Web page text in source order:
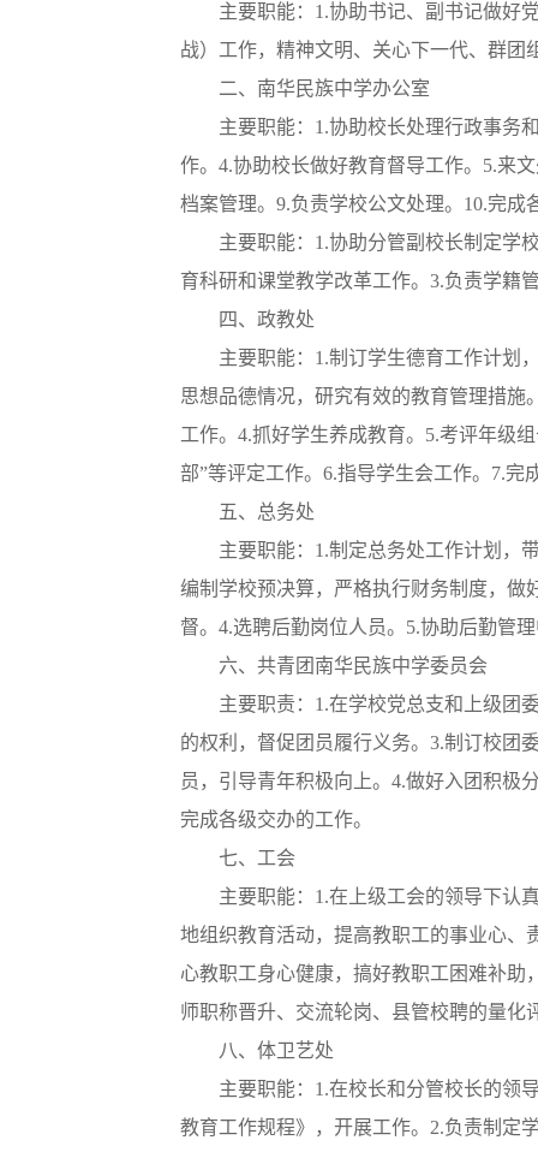
主要职能：1.协助书记、副书记做好
战）工作，精神文明、关心下一代、群团
二、南华民族中学办公室
主要职能：1.协助校长处理行政事务
作。4.协助校长做好教育督导工作。5.来
档案管理。9.负责学校公文处理。10.完成
主要职能：1.协助分管副校长制定学
育科研和课堂教学改革工作。3.负责学籍
四、政教处
主要职能：1.制订学生德育工作计划
思想品德情况，研究有效的教育管理措施
工作。4.抓好学生养成教育。5.考评年级
部”等评定工作。6.指导学生会工作。7.完
五、总务处
主要职能：1.制定总务处工作计划，
编制学校预决算，严格执行财务制度，做
督。4.选聘后勤岗位人员。5.协助后勤管
六、共青团南华民族中学委员会
主要职责：1.在学校党总支和上级团
的权利，督促团员履行义务。3.制订校团
员，引导青年积极向上。4.做好入团积极
完成各级交办的工作。
七、工会
主要职能：1.在上级工会的领导下认
地组织教育活动，提高教职工的事业心、
心教职工身心健康，搞好教职工困难补助
师职称晋升、交流轮岗、县管校聘的量化
八、体卫艺处
主要职能：1.在校长和分管校长的领
教育工作规程》，开展工作。2.负责制定